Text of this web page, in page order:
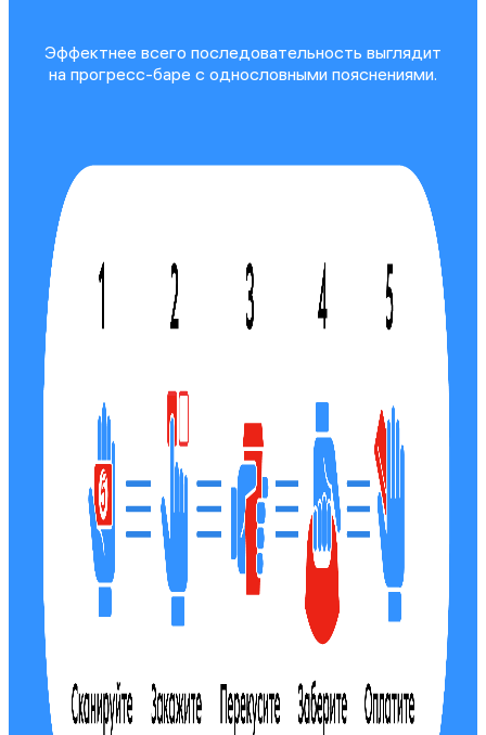
Эффектнее всего последовательность выглядит
на прогресс-баре с однословными пояснениями.